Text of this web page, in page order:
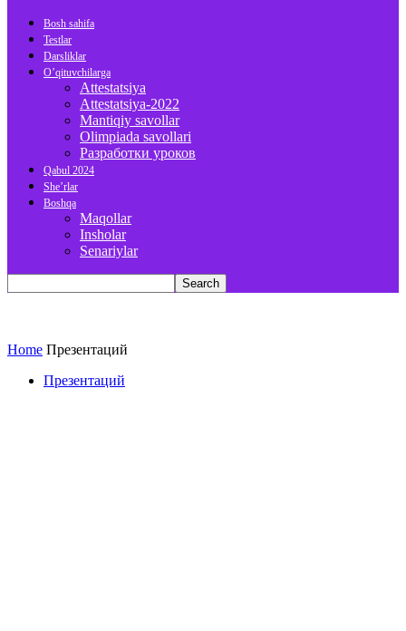
Bosh sahifa
Testlar
Darsliklar
O’qituvchilarga
Attestatsiya
Attestatsiya-2022
Mantiqiy savollar
Olimpiada savollari
Разработки уроков
Qabul 2024
She’rlar
Boshqa
Maqollar
Insholar
Senariylar
Home Презентаций
Презентаций